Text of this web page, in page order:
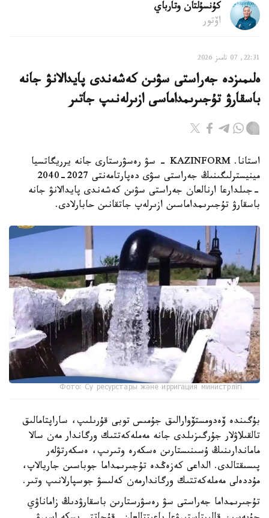
كۇنسۇلتان وتارباي
اۆتور
22:31, 07 تامىز 2026
ەلىمىزدە جەراستى سۋىن كەشەندى پايدالانۋ جانە
باسقارۋ تۇجىرىمداماسى ازىرلەنىپ جاتىر
استانا. KAZINFORM - سۋ رەسۋرستارى جانە يرريگاتسيا
مينيسترلىگىنىڭ جەراستى سۋى دەپارتامەنتى 2027-2040
-جىلدارعا ارنالعان جەراستى سۋىن كەشەندى پايدالانۋ جانە
باسقارۋ تۇجىرىمداماسىن ازىرلەپ جاتقانىن حابارلادى.
Фото: Су ресурстары және ирригация министрлігі
بۇگىندە ۆەدومستۆوارالىق جۇمىس توبى قۇرىلىپ، ساراپتامالىق
تالقىلاۋلار جۇرگىزىلدى جانە مەملەكەتتىك ورگاندار مەن سالا
ماماندارىنىڭ ۇسىنىستارىن ەسكەرە وتىرىپ، ەسكەرتۋلەر
پىسىقتالدى. الداعى كەزەڭدە تۇجىرىمداما جوباسىن جاريالاپ،
مۇددەلى مەملەكەتتىك ورگاندارمەن كەلىسۋ جوسپارلانىپ وتىر.
تۇجىرىمداما جەراستى سۋ رەسۋرستارىن باسقارۋدىڭ زاماناۋي